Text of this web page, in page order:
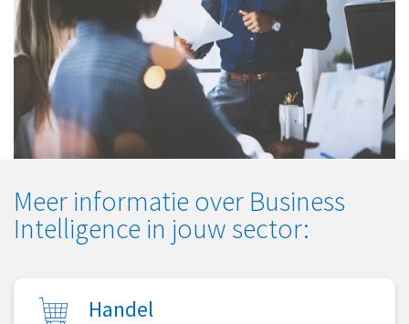
Meer informatie over Business
Intelligence in jouw sector:
Handel